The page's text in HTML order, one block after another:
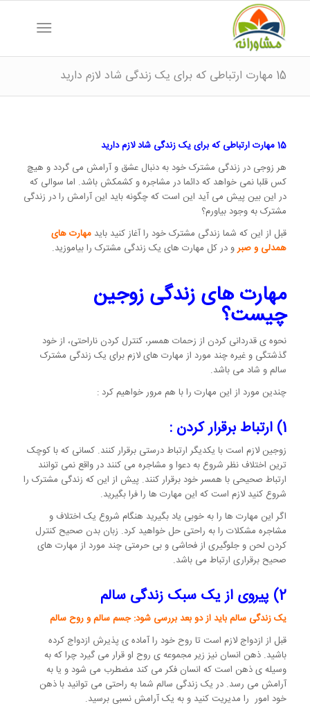
15 مهارت ارتباطی که برای یک زندگی شاد لازم دارید
15 مهارت ارتباطی که برای یک زندگی شاد لازم دارید
هر زوجی در زندگی مشترک خود به دنبال عشق و آرامش می گردد و هیچ
کس قلبا نمی خواهد که دائما در مشاجره و کشمکش باشد. اما سوالی که
در این بین پیش می آید این است که چگونه باید این آرامش را در زندگی
مشترک به وجود بیاورم؟
قبل از این که شما زندگی مشترک خود را آغاز کنید باید مهارت های
همدلی و صبرو در کل مهارت های یک زندگی مشترک را بیاموزید.
مهارت های زندگی زوجین
چیست؟
نحوه ی قدردانی کردن از زحمات همسر، کنترل کردن ناراحتی، از خود
گذشتگی و غیره چند مورد از مهارت های لازم برای یک زندگی مشترک
سالم و شاد می باشد.
چندین مورد از این مهارت را با هم مرور خواهیم کرد :
1) ارتباط برقرار کردن :
زوجین لازم است با یکدیگر ارتباط درستی برقرار کنند. کسانی که با کوچک
ترین اختلاف نظر شروع به دعوا و مشاجره می کنند در واقع نمی توانند
ارتباط صحیحی با همسر خود برقرار کنند. پیش از این که زندگی مشترک را
شروع کنید لازم است که این مهارت ها را فرا بگیرید.
اگر این مهارت ها را به خوبی یاد بگیرید هنگام شروع یک اختلاف و
مشاجره مشکلات را به راحتی حل خواهید کرد. زبان بدن صحیح کنترل
کردن لحن و جلوگیری از فحاشی و بی حرمتی چند مورد از مهارت های
صحیح برقراری ارتباط می باشد.
2) پیروی از یک سبک زندگی سالم
یک زندگی سالم باید از دو بعد بررسی شود: جسم سالم و روح سالم
قبل از ازدواج لازم است تا روح خود را آماده ی پذیرش ازدواج کرده
باشید. ذهن انسان نیز زیر مجموعه ی روح او قرار می گیرد چرا که به
وسیله ی ذهن است که انسان فکر می کند مضطرب می شود و یا به
آرامش می رسد. در یک زندگی سالم شما به راحتی می توانید با ذهن
خود امور را مدیریت کنید و به یک آرامش نسبی برسید.